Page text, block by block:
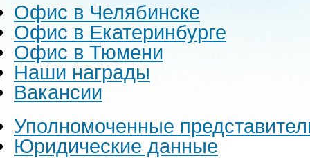
Офис в Челябинске
Офис в Екатеринбурге
Офис в Тюмени
Наши награды
Вакансии
Уполномоченные
Юридические данные